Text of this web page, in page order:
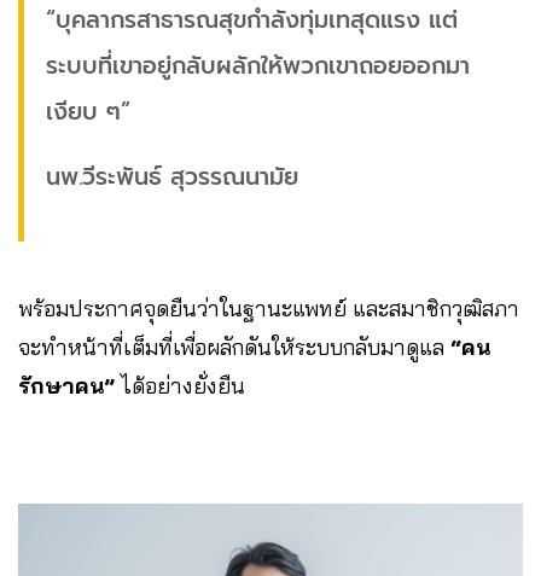
“บุคลากรสาธารณสุขกำลังทุ่มเทสุดแรง แต่
ระบบที่เขาอยู่กลับผลักให้พวกเขาถอยออกมา
เงียบ ๆ”
นพ.วีระพันธ์ สุวรรณนามัย
พร้อมประกาศจุดยืนว่าในฐานะแพทย์ และสมาชิกวุฒิสภา
จะทำหน้าที่เต็มที่เพื่อผลักดันให้ระบบกลับมาดูแล “คน
รักษาคน” ได้อย่างยั่งยืน